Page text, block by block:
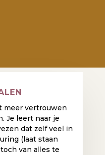
meer vertrouwen
Je leert naar je
dat zelf veel in
(laat staan
van alles te